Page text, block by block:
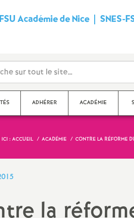
SNES-
ADHÉRER
Stages syndicaux
Adhérer au SNES-FSU
ACADÉMIE
ICI : ACCUEIL ACADÉMIE CONTRE LA RÉFORME
la